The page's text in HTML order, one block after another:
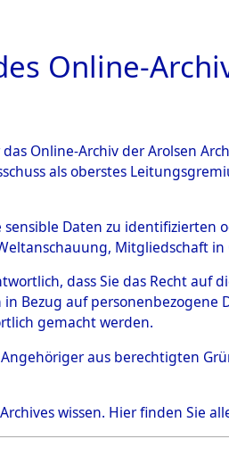
ARCHIVALE
0003
Person
Online-
Online-Archiv der Arolsen
als oberstes
sensible Daten zu
Mitgliedschaft
dass Sie das Recht
Bezug auf
gemacht werden.
Angehöriger aus berechtigten
wissen. Hierfinden Sie